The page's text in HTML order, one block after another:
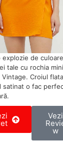
explozie de culoare
tale cu rochia
Vintage. Croiul
satinat o fac
Vezi
w